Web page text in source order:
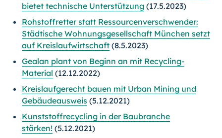
bietet technische Unterstützung (17.5.2023)
Rohstoffretter statt Ressourcenverschwender:
Städtische Wohnungsgesellschaft München setzt
auf Kreislaufwirtschaft (8.5.2023)
Gealan plant von Beginn an mit Recycling-
Material (12.12.2022)
Kreislaufgerecht bauen mit Urban Mining und
Gebäudeausweis (5.12.2021)
Kunststoffrecycling in der Baubranche
stärken! (5.12.2021)